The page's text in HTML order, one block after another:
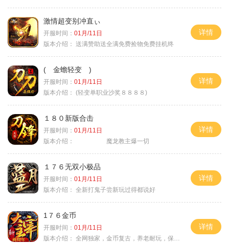
激情超变别冲直ぃ
开服时间： 01月/11日
版本介绍： 送满赞助送全满免费捡物免费挂机终
详情
( 金蟾轻变 )
开服时间： 01月/11日
版本介绍： (轻变单职业沙奖８８８８)
详情
１８０新版合击
开服时间： 01月/11日
版本介绍：
魔龙教主爆一切
详情
１７６无双小极品
开服时间： 01月/11日
版本介绍： 全新打鬼子尝新玩过得都说好
详情
1７６金币
开服时间： 01月/11日
版本介绍： 全网独家，金币复古，养老耐玩，保底回収
详情